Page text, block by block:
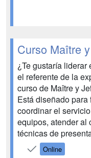
Curso Maître
¿Te gustaría liderar
el referente de la
curso de Maître y
Está diseñado
coordinar el
equipos, atender al
técnicas de
Online